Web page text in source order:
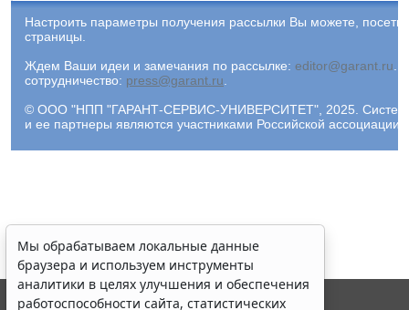
Настроить параметры получения рассылки Вы можете,
страницы.
Ждем Ваши идеи и замечания по рассылке: editor@garant.ru.
сотрудничество: press@garant.ru.
© ООО "НПП "ГАРАНТ-СЕРВИС-УНИВЕРСИТЕТ", 2025. Система
и ее партнеры являются участниками Российской
Мы обрабатываем локальные данные
браузера и используем инструменты
аналитики в целях улучшения и обеспечения
работоспособности сайта, статистических